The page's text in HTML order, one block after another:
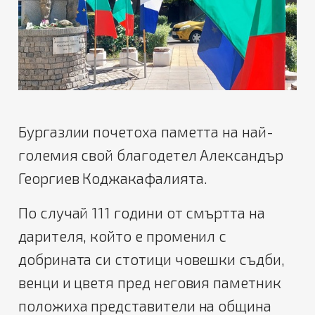
Бургазлии почетоха паметта на най-
големия свой благодетел Александър
Георгиев Коджакафалията.
По случай 111 години от смъртта на
дарителя, който е променил с
добрината си стотици човешки съдби,
венци и цветя пред неговия паметник
положиха представители на община